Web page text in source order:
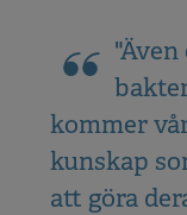
kommer
kunskap
att göra